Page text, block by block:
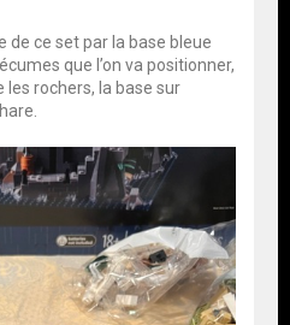
de ce set par la base bleue
que l’on va positionner,
les rochers, la base sur